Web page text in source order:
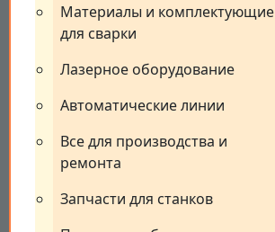
Материалы и комплектующие
для сварки
Лазерное оборудование
Автоматические линии
Все для производства и
ремонта
Запчасти для станков